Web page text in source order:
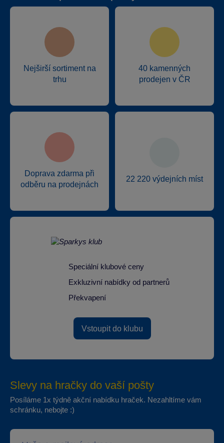
Nejširší sortiment na
trhu
40 kamenných
prodejen v ČR
Doprava zdarma při
odběru na prodejnách
22 220 výdejních míst
Speciální klubové ceny
Exkluzivní nabídky od partnerů
Překvapení
Vstoupit do klubu
Slevy na hračky do vaší pošty
Posíláme 1x týdně akční nabídku hraček. Nezahltíme vám
schránku, nebojte :)